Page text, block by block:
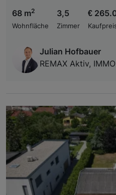
68 m2
Wohnfläche
3,5
Zimmer
€
Julian Hofbauer
REMAX Aktiv,